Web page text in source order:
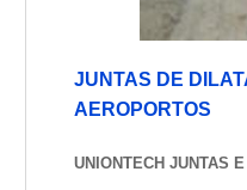
JUNTAS DE
AEROPORTOS
UNIONTECH JUNTAS E I